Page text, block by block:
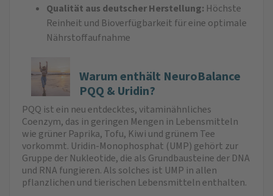
Qualität aus deutscher Herstellung: Höchste
Reinheit und Bioverfügbarkeit für eine optimale
Nährstoffaufnahme
Warum enthält NeuroBalance
PQQ & Uridin?
PQQ ist ein neu entdecktes, vitaminähnliches
Coenzym, das in geringen Mengen in Lebensmitteln
wie grüner Paprika, Tofu, Kiwi und grünem Tee
vorkommt. Uridin-Monophosphat (UMP) gehört zur
Gruppe der Nukleotide, die als Grundbausteine der DNA
und RNA fungieren. Als solches ist UMP in allen
pflanzlichen und tierischen Lebensmitteln enthalten.